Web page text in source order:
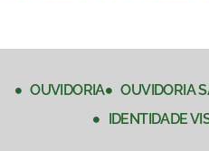
OUVIDORIA OUVIDORIA
IDENTIDADE